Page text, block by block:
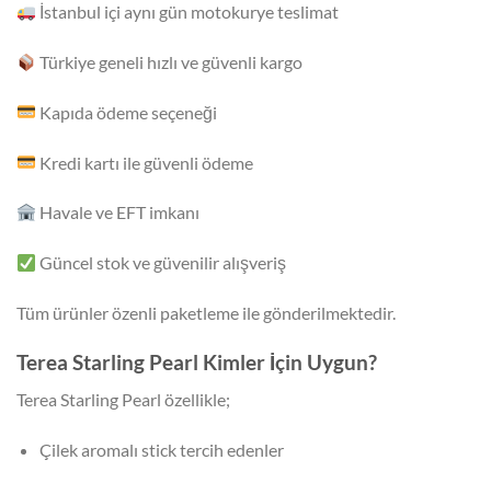
İstanbul içi aynı gün motokurye teslimat
Türkiye geneli hızlı ve güvenli kargo
Kapıda ödeme seçeneği
Kredi kartı ile güvenli ödeme
Havale ve EFT imkanı
Güncel stok ve güvenilir alışveriş
Tüm ürünler özenli paketleme ile gönderilmektedir.
Terea Starling Pearl Kimler İçin Uygun?
Terea Starling Pearl özellikle;
Çilek aromalı stick tercih edenler